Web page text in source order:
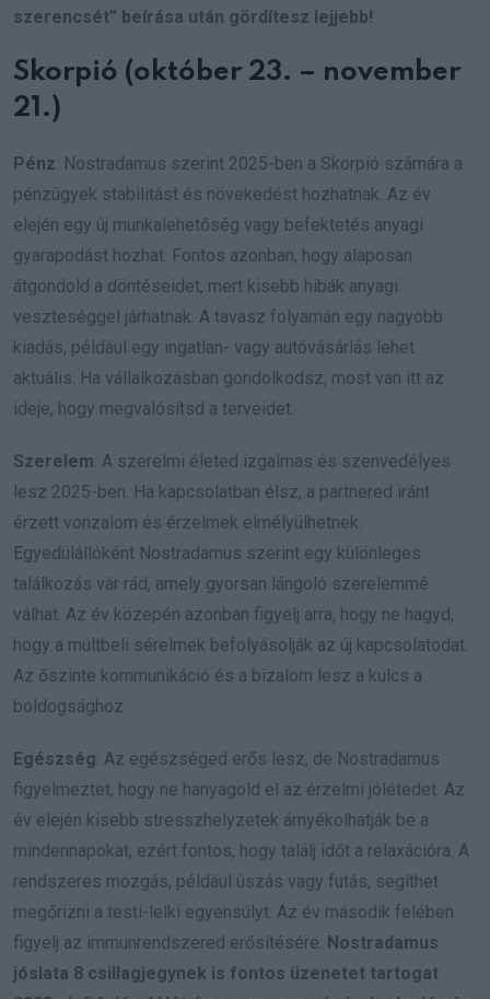
szerencsét” beírása után gördítesz lejjebb!
Skorpió (október 23. – november
21.)
Pénz: Nostradamus szerint 2025-ben a Skorpió számára a
pénzügyek stabilitást és növekedést hozhatnak. Az év
elején egy új munkalehetőség vagy befektetés anyagi
gyarapodást hozhat. Fontos azonban, hogy alaposan
átgondold a döntéseidet, mert kisebb hibák anyagi
veszteséggel járhatnak. A tavasz folyamán egy nagyobb
kiadás, például egy ingatlan- vagy autóvásárlás lehet
aktuális. Ha vállalkozásban gondolkodsz, most van itt az
ideje, hogy megvalósítsd a terveidet.
Szerelem: A szerelmi életed izgalmas és szenvedélyes
lesz 2025-ben. Ha kapcsolatban élsz, a partnered iránt
érzett vonzalom és érzelmek elmélyülhetnek.
Egyedülállóként Nostradamus szerint egy különleges
találkozás vár rád, amely gyorsan lángoló szerelemmé
válhat. Az év közepén azonban figyelj arra, hogy ne hagyd,
hogy a múltbeli sérelmek befolyásolják az új kapcsolatodat.
Az őszinte kommunikáció és a bizalom lesz a kulcs a
boldogsághoz.
Egészség: Az egészséged erős lesz, de Nostradamus
figyelmeztet, hogy ne hanyagold el az érzelmi jólétedet. Az
év elején kisebb stresszhelyzetek árnyékolhatják be a
mindennapokat, ezért fontos, hogy találj időt a relaxációra. A
rendszeres mozgás, például úszás vagy futás, segíthet
megőrizni a testi-lelki egyensúlyt. Az év második felében
figyelj az immunrendszered erősítésére. Nostradamus
jóslata 8 csillagjegynek is fontos üzenetet tartogat